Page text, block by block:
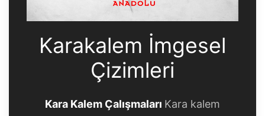
Karakalem İmgesel
Çizimleri
Kara Kalem Çalışmaları Kara kalem